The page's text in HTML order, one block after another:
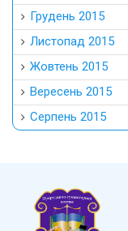
Грудень 2015
Листопад 2015
Жовтень 2015
Вересень 2015
Серпень 2015